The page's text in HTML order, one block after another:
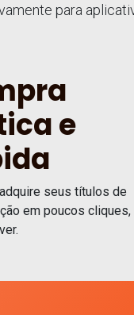
para
e
seus títulos de
em poucos cliques,